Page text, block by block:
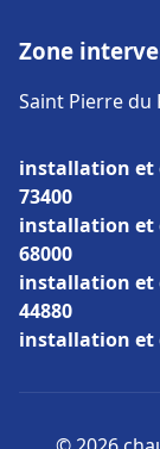
Zone
Saint Pierre du
installation et
73400
installation et
68000
installation et
44880
installation et